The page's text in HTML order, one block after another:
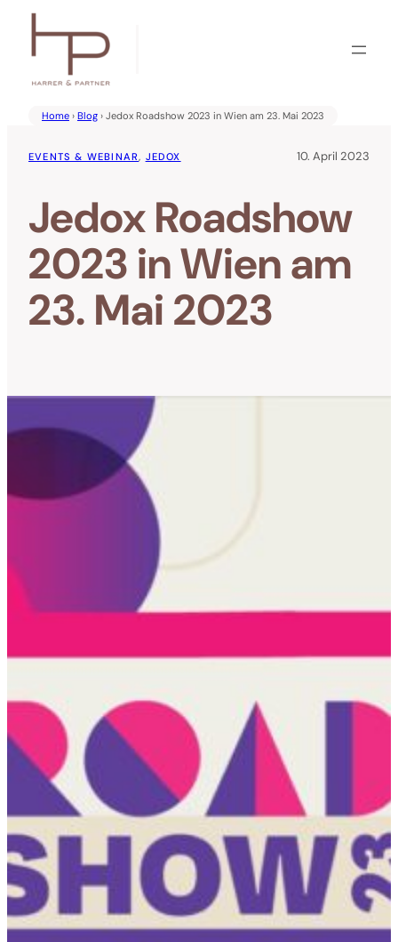
Inhalt
springen
Home › Blog › Jedox Roadshow 2023 in Wien am 23. Mai 2023
EVENTS & WEBINAR, JEDOX 10. April 2023
Jedox Roadshow
2023 in Wien am
23. Mai 2023